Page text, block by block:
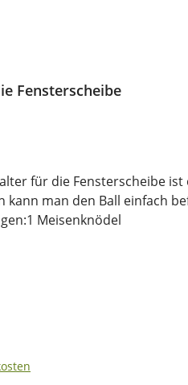
Fensterscheibe
für die Fensterscheibe
man den Ball einfach
Meisenknödel